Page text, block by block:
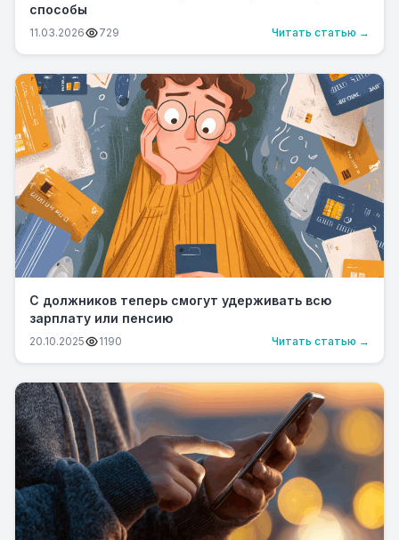
способы
11.03.2026 729 Читать статью →
С должников теперь смогут удерживать всю
зарплату или пенсию
20.10.2025 1190 Читать статью →